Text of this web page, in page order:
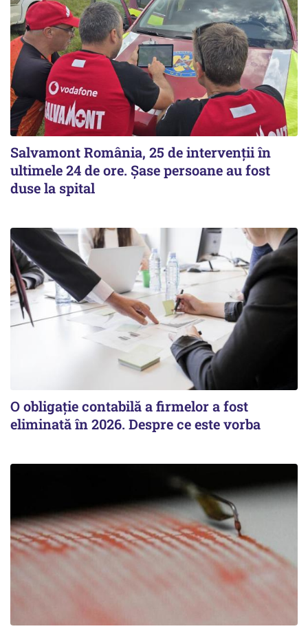
Salvamont România, 25 de intervenții în
ultimele 24 de ore. Șase persoane au fost
duse la spital
O obligație contabilă a firmelor a fost
eliminată în 2026. Despre ce este vorba